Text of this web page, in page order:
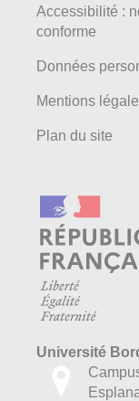
Accessibilité :
conforme
Données
Mentions
Plan du site
Université